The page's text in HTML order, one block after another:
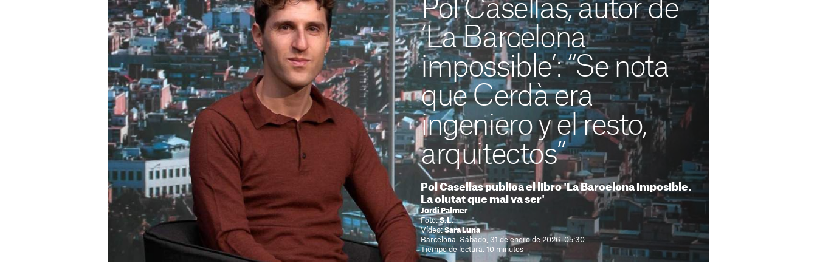
Pol Casellas, autor de
‘La Barcelona
impossible’: “Se nota
que Cerdà era
ingeniero y el resto,
arquitectos”
Pol Casellas publica el libro 'La Barcelona imposible.
La ciutat que mai va ser'
Jordi Palmer
Foto:S.L.
Vídeo:Sara Luna
Barcelona. Sábado, 31 de enero de 2026. 05:30
Tiempo de lectura: 10 minutos